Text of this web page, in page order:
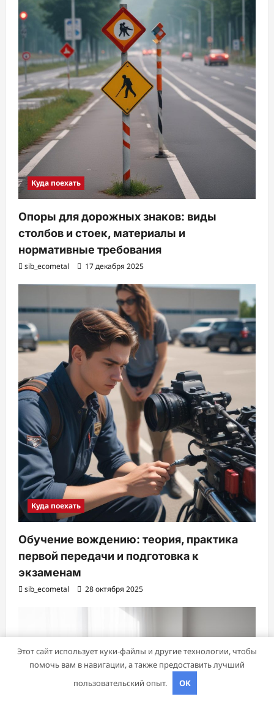
Куда поехать
Опоры для дорожных знаков: виды
столбов и стоек, материалы и
нормативные требования
sib_ecometal 17 декабря 2025
Куда поехать
Обучение вождению: теория, практика
первой передачи и подготовка к
экзаменам
sib_ecometal 28 октября 2025
Этот сайт использует куки-файлы и другие технологии, чтобы
помочь вам в навигации, а также предоставить лучший
пользовательский опыт.
OK